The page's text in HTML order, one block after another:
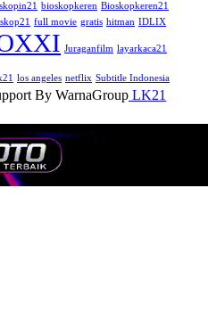
bioskopkeren Bioskopkeren21
full movie gratis hitman IDLIX
Juraganfilm layarkaca21
los angeles netflix Subtitle Indonesia
By WarnaGroup LK21